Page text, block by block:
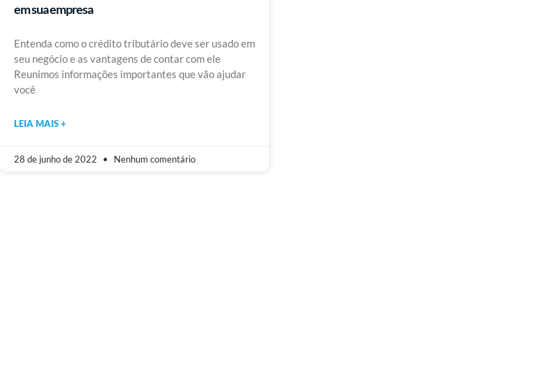
em sua empresa
Entenda como o crédito tributário deve ser usado em
seu negócio e as vantagens de contar com ele
Reunimos informações importantes que vão ajudar
você
LEIA MAIS +
28 de junho de 2022 Nenhum comentário